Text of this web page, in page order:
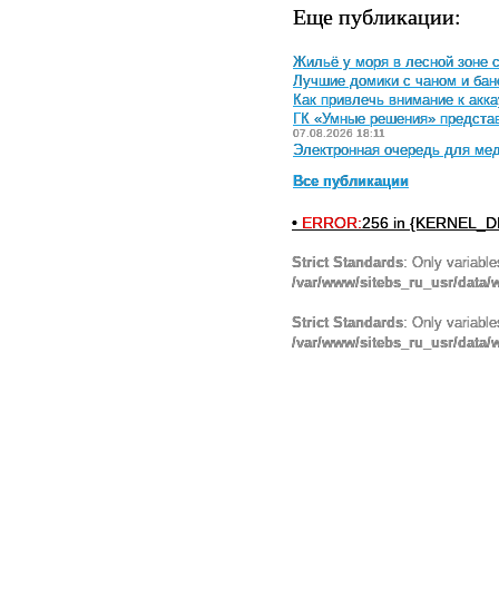
Еще публикации:
Жильё у моря в лесной зоне
Лучшие домики с чаном и
Как привлечь внимание к
ГК «Умные решения»
07.08.2026 18:11
Электронная очередь для
Все публикации
• ERROR:256 in
Strict Standards: Only
/var/www/sitebs_ru_usr/
Strict Standards: Only
/var/www/sitebs_ru_usr/